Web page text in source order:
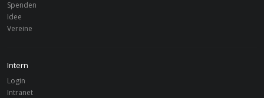
Spenden
Idee
Vereine
Intern
Login
Intranet